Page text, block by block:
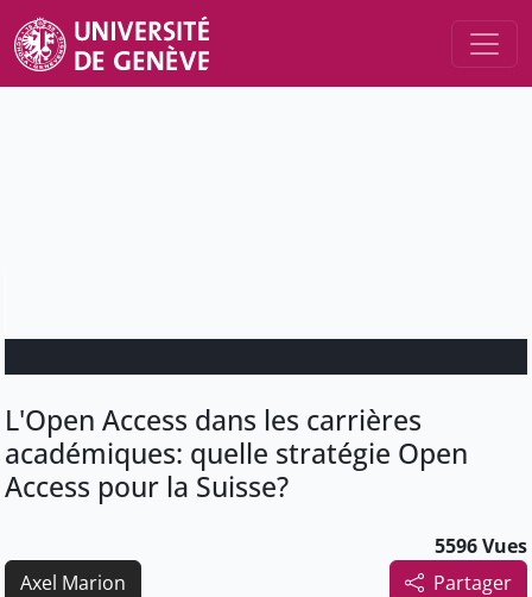
L'Open Access dans les carrières
académiques: quelle stratégie Open
Access pour la Suisse?
5596 Vues
Partager
Axel Marion